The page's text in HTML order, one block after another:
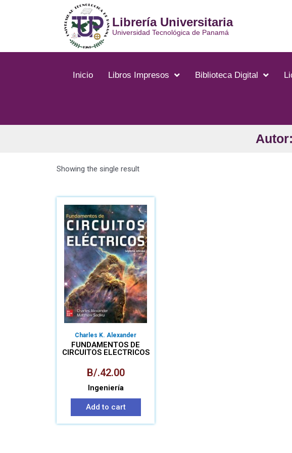
Librería Universitaria
Universidad Tecnológica de Panamá
Inicio Libros Impresos Biblioteca Digital
Showing the single result
Charles K. Alexander
FUNDAMENTOS DE
CIRCUITOS ELECTRICOS
B/.42.00
Ingeniería
Add to cart